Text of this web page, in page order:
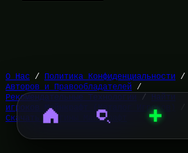
О Нас / Политика Конфиденциальности /
Авторов и Правообладателей /
Рекомендательные Технологии / Найти
игроков Майнкрафт (Каталог Игроков)
Скачать Плагины Майнкрафт